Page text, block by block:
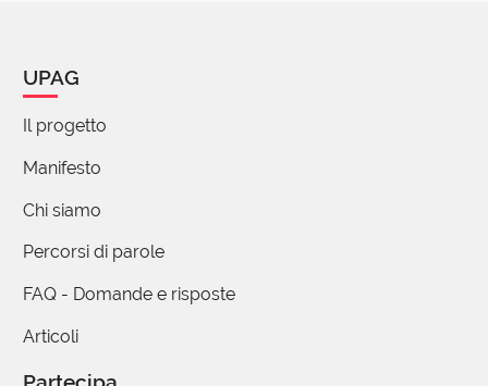
cavalletto che sostiene l'estremità ("varea") del
boma quando la barca è all'ormeggio.
UPAG
Il progetto
Manifesto
Chi siamo
Percorsi di parole
FAQ - Domande e risposte
Articoli